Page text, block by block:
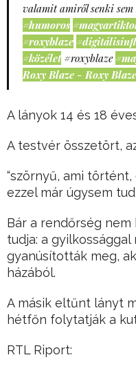
valamit amiről senki sem
#humoros
#roxyblaze
#közélet #roxyblaze
Roxy Blaze - Roxy Blaze
A lányok 14 és 18
A testvér összetört,
“szörnyű, ami
ezzel már úgysem
Bár a rendőrség
tudja: a
gyanúsították meg,
házából.
A másik eltűnt lányt
hétfőn folytatják a
RTL Riport: